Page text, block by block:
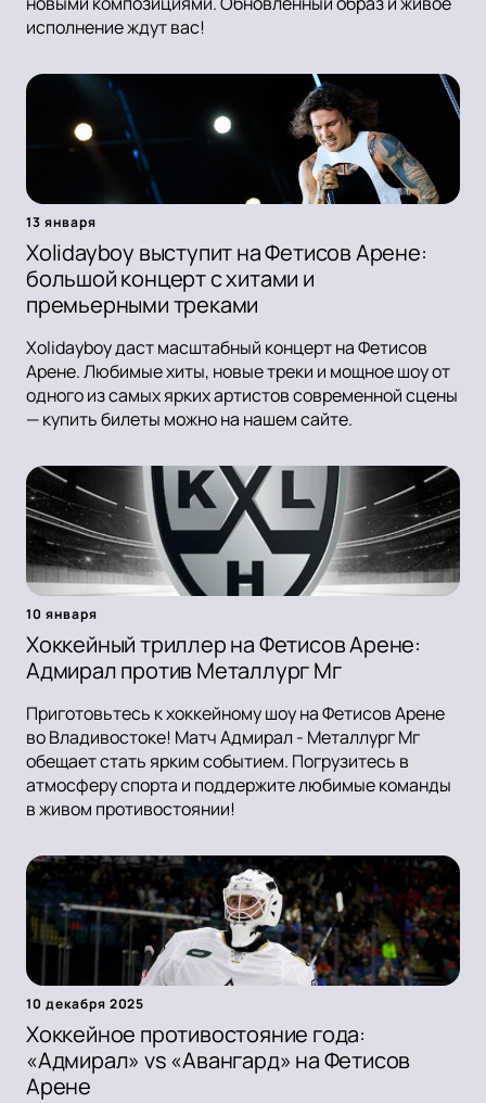
исполнение ждут вас!
13 января
Xolidayboy выступит на Фетисов Арене:
большой концерт с хитами и
премьерными треками
Xolidayboy даст масштабный концерт на Фетисов
Арене. Любимые хиты, новые треки и мощное шоу от
одного из самых ярких артистов современной сцены
— купить билеты можно на нашем сайте.
10 января
Хоккейный триллер на Фетисов Арене:
Адмирал против Металлург Мг
Приготовьтесь к хоккейному шоу на Фетисов Арене
во Владивостоке! Матч Адмирал - Металлург Мг
обещает стать ярким событием. Погрузитесь в
атмосферу спорта и поддержите любимые команды
в живом противостоянии!
10 декабря 2025
Хоккейное противостояние года:
«Адмирал» vs «Авангард» на Фетисов
Арене